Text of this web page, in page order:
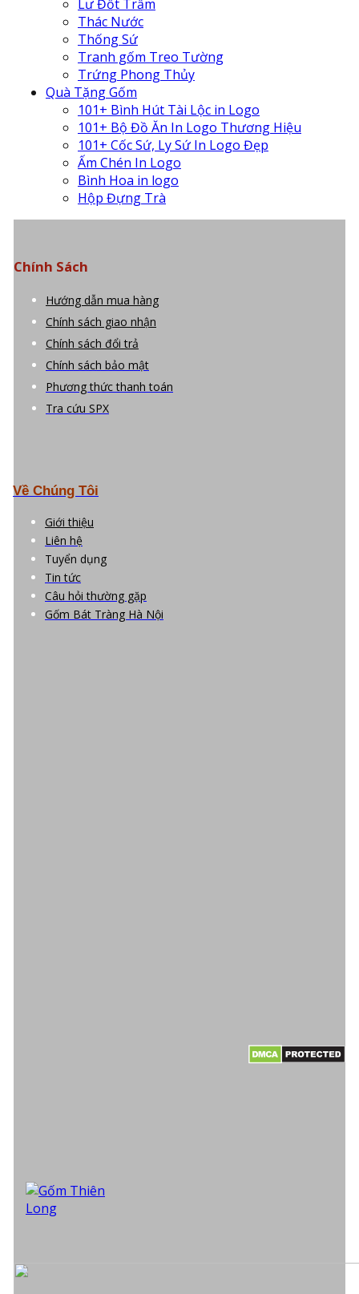
Lư Đốt Trầm
Thác Nước
Thống Sứ
Tranh gốm Treo Tường
Trứng Phong Thủy
Quà Tặng Gốm
101+ Bình Hút Tài Lộc in Logo
101+ Bộ Đồ Ăn In Logo Thương Hiệu
101+ Cốc Sứ, Ly Sứ In Logo Đẹp
Ấm Chén In Logo
Bình Hoa in logo
Hộp Đựng Trà
Chính Sách
Hướng dẫn mua hàng
Chính sách giao nhận
Chính sách đổi trả
Chính sách bảo mật
Phương thức thanh toán
Tra cứu SPX
Về Chúng Tôi
Giới thiệu
Liên hệ
Tuyển dụng
Tin tức
Câu hỏi thường gặp
Gốm Bát Tràng Hà Nội